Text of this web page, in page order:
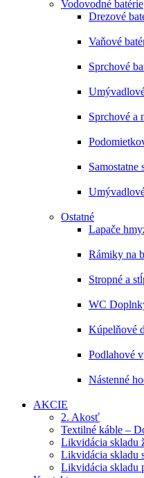
Vodovodné batérie
Drezové
Vaňové
Sprchové
Sprchové a
Samostatne
Ostatné
Lapače
Rámiky na
Stropné a
WC
Kúpelňové
Podlahové
Nástenné
AKCIE
2. Akosť
Textilné káble –
Likvidácia skladu
Likvidácia skladu
Likvidácia skladu